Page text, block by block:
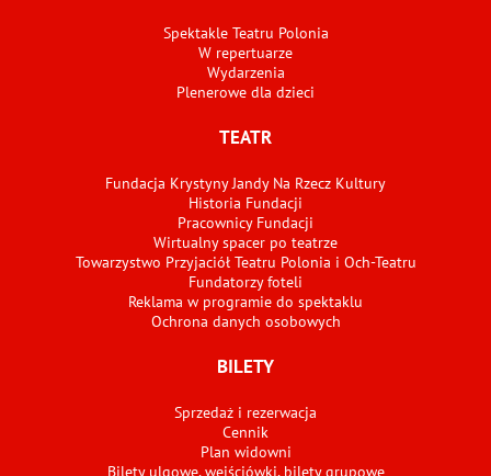
Spektakle Teatru Polonia
W repertuarze
Wydarzenia
Plenerowe dla dzieci
TEATR
Fundacja Krystyny Jandy Na Rzecz Kultury
Historia Fundacji
Pracownicy Fundacji
Wirtualny spacer po teatrze
Towarzystwo Przyjaciół Teatru Polonia i Och-Teatru
Fundatorzy foteli
Reklama w programie do spektaklu
Ochrona danych osobowych
BILETY
Sprzedaż i rezerwacja
Cennik
Plan widowni
Bilety ulgowe, wejściówki, bilety grupowe